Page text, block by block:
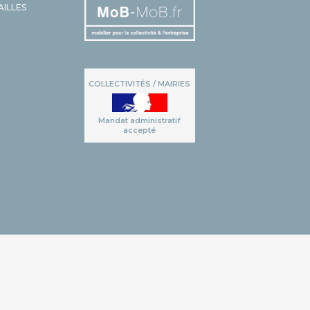
COLLECTIVITÉS / MAIRIES
Mandat administratif
accepté